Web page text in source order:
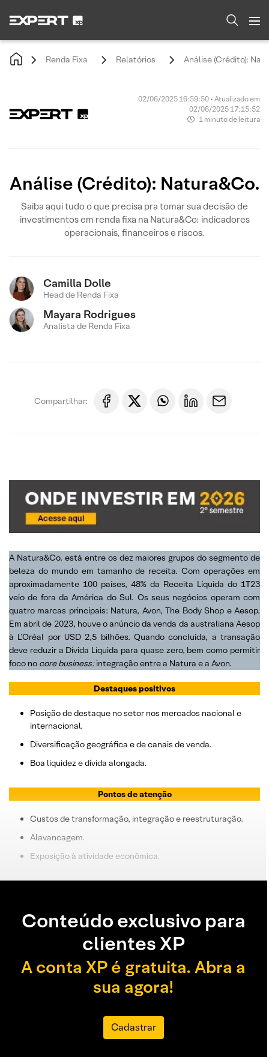
Renda Fixa Relatórios Análise (Crédito):
02/06/2025 16:59:50 • Atualizado em
02/06/2025 17:15:52
1 minuto de leitura
Análise (Crédito): Natura&Co.
Saiba aqui tudo o que precisa pra tomar sua decisão de
investimentos em renda fixa na Natura&Co: indicadores
operacionais, financeiros e riscos.
Camilla Dolle
Head de Renda Fixa
Mayara Rodrigues
Analista de Renda Fixa
Compartilhar:
A Natura&Co. está entre os dez maiores grupos do segmento de
beleza do mundo em tamanho de receita. Com operações em
aproximadamente 100 países, 48% da Receita Líquida do 1T23
veio de fora da América do Sul. Os seus negócios operam com
quatro marcas principais: Natura, Avon, The Body Shop e Aesop.
Em abril de 2023, houve o anúncio da venda da australiana Aesop
à L’Oréal por USD 2,5 bilhões. Quando concluída, a transação
deve reduzir a Dívida Líquida para quase zero, bem como permitir
foco no core business:integração entre a Natura e a Avon.
Destaques positivos
Posição de destaque no setor nos mercados nacional e
internacional.
Diversificação geográfica e de canais de venda.
Boa liquidez e dívida alongada.
Pontos de atenção
Custos de transformação, integração e reestruturação.
Alavancagem.
Exposição à atividade econômica.
Conteúdo exclusivo para
clientes XP
A conta XP é gratuita. Abra a
sua agora!
Cadastrar